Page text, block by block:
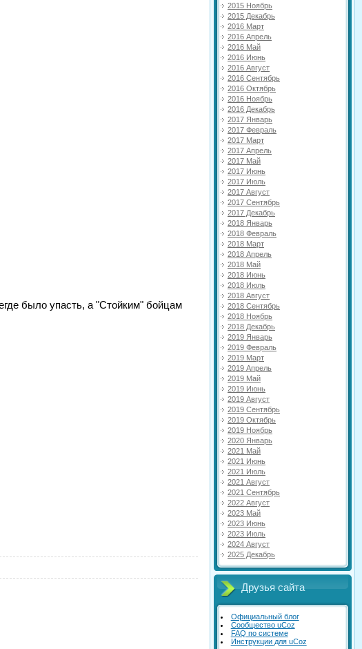
было упасть, а "Стойким" бойцам
2015 Ноябрь
2015 Декабрь
2016 Март
2016 Апрель
2016 Май
2016 Июнь
2016 Август
2016 Сентябрь
2016 Октябрь
2016 Ноябрь
2016 Декабрь
2017 Январь
2017 Февраль
2017 Март
2017 Апрель
2017 Май
2017 Июнь
2017 Июль
2017 Август
2017 Сентябрь
2017 Декабрь
2018 Январь
2018 Февраль
2018 Март
2018 Апрель
2018 Май
2018 Июнь
2018 Июль
2018 Август
2018 Сентябрь
2018 Ноябрь
2018 Декабрь
2019 Январь
2019 Февраль
2019 Март
2019 Апрель
2019 Май
2019 Июнь
2019 Август
2019 Сентябрь
2019 Октябрь
2019 Ноябрь
2020 Январь
2021 Май
2021 Июнь
2021 Июль
2021 Август
2021 Сентябрь
2022 Август
2023 Май
2023 Июнь
2023 Июль
2024 Август
2025 Декабрь
Друзья сайта
Официальный блог
Сообщество uCoz
FAQ по системе
Инструкции для uCoz